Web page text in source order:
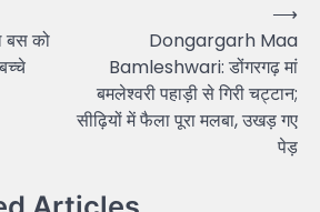
को
Dongargarh Maa
Bamleshwari: डोंगरगढ़ मां
बमलेश्वरी पहाड़ी से गिरी चट्टान;
सीढ़ियों में फैला पूरा मलबा, उखड़ गए
पेड़
⟶